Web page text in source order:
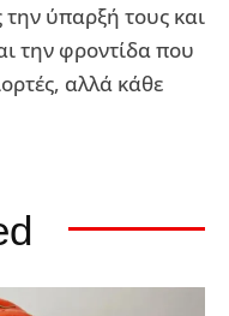
την ύπαρξή τους και
την φροντίδα που
αλλά κάθε